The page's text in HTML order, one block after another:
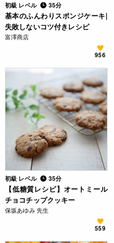
初級 レベル 35分
基本のふんわりスポンジケーキ|
失敗しないコツ付きレシピ
富澤商店
956
初級 レベル 35分
【低糖質レシピ】オートミール
チョコチップクッキー
保坂あゆみ 先生
559